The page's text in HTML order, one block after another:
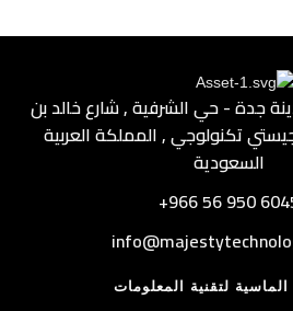
المركز الرئيسي : مدينة جدة - حي الشرفية ٫ شارع خالد بن
الوليد ٫23216 ماجيستي تكنولوجي ٫ المملكة العربية
السعودية
6045 950 56
لتقنية المعلومات